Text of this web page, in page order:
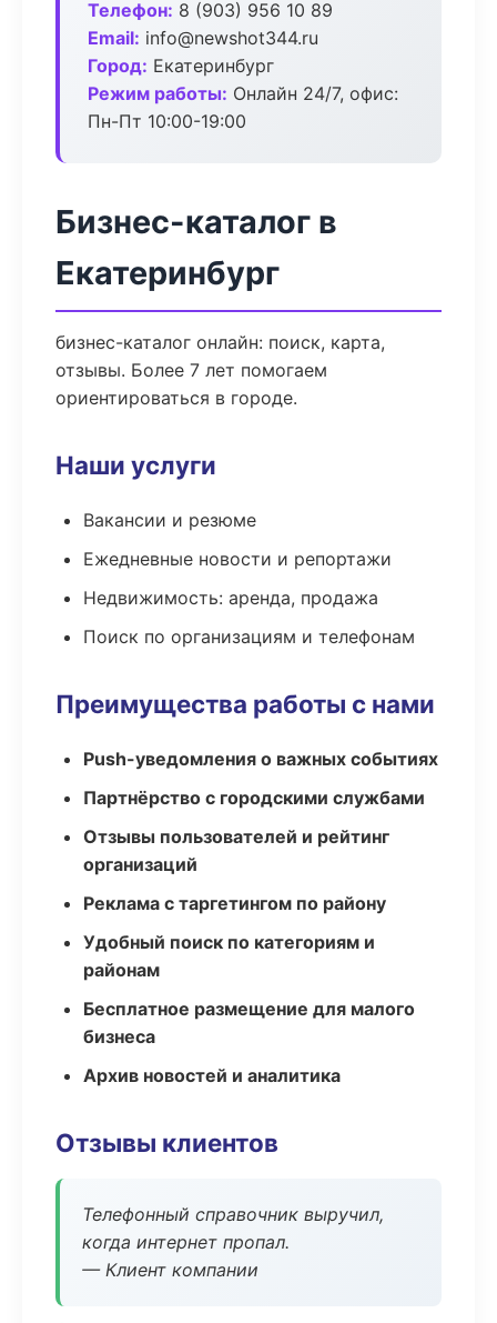
Телефон: 8 (903) 956 10 89
Email: info@newshot344.ru
Город: Екатеринбург
Режим работы: Онлайн 24/7, офис:
Пн-Пт 10:00-19:00
Бизнес-каталог в
Екатеринбург
бизнес-каталог онлайн: поиск, карта,
отзывы. Более 7 лет помогаем
ориентироваться в городе.
Наши услуги
Вакансии и резюме
Ежедневные новости и репортажи
Недвижимость: аренда, продажа
Поиск по организациям и телефонам
Преимущества работы с нами
Push-уведомления о важных событиях
Партнёрство с городскими службами
Отзывы пользователей и рейтинг
организаций
Реклама с таргетингом по району
Удобный поиск по категориям и
районам
Бесплатное размещение для малого
бизнеса
Архив новостей и аналитика
Отзывы клиентов
Телефонный справочник выручил,
когда интернет пропал.
— Клиент компании